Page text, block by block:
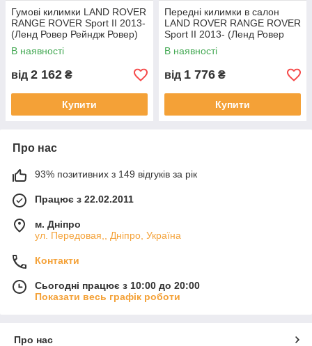
Гумові килимки LAND ROVER
RANGE ROVER Sport II 2013-
(Ленд Ровер Рейндж Ровер)
кількість 4 штуки
В наявності
від 2 162 ₴
Купити
Передні килимки в салон
LAND ROVER RANGE ROVER
Sport II 2013- (Ленд Ровер
Рейндж Ровер) кількість 2
штуки
В наявності
від 1 776 ₴
Купити
Про нас
93% позитивних з 149 відгуків за рік
Працює з 22.02.2011
м. Дніпро
ул. Передовая,, Дніпро, Україна
Контакти
Сьогодні працює з 10:00 до 20:00
Показати весь графік роботи
Про нас